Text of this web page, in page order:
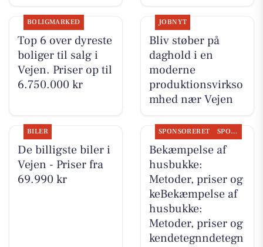
BOLIGMARKED
Top 6 over dyreste
boliger til salg i
Vejen. Priser op til
6.750.000 kr
JOBNYT
Bliv støber på
daghold i en
moderne
produktionsvirkso
mhed nær Vejen
BILER
De billigste biler i
Vejen - Priser fra
69.990 kr
SPONSORERET SPONSORERET INDHOLD
Bekæmpelse af
husbukke:
Metoder, priser og
keBekæmpelse af
husbukke:
Metoder, priser og
kendetegnndetegn